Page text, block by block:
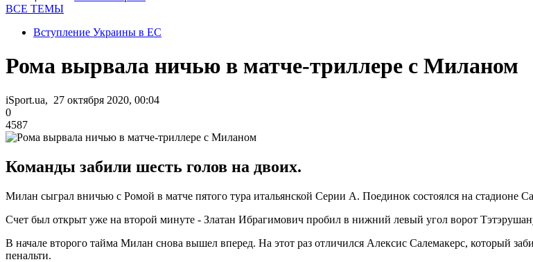
ВСЕ ТЕМЫ
Вступление Украины в ЕС
Рома вырвала ничью в матче-триллере с Миланом
iSport.ua, 27 октября 2020, 00:04
0
4587
Команды забили шесть голов на двоих.
Милан сыграл вничью с Ромой в матче пятого тура итальянской Серии А. Поединок состоялся на стадионе
Счет был открыт уже на второй минуте - Златан Ибрагимович пробил в нижний левый угол ворот
В начале второго тайма Милан снова вышел вперед. На этот раз отличился Алексис Салемакерс, который
пенальти.